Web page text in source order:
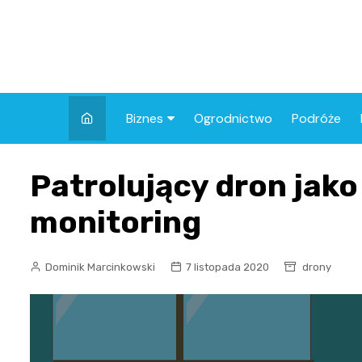
Biznes Ogrodnictwo Podróże
Patrolujący dron
monitoring
Dominik Marcinkowski 7 listopada 2020 drony